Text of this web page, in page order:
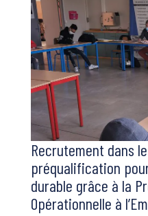
Recrutement dans
préqualification
durable grâce à la
Opérationnelle à